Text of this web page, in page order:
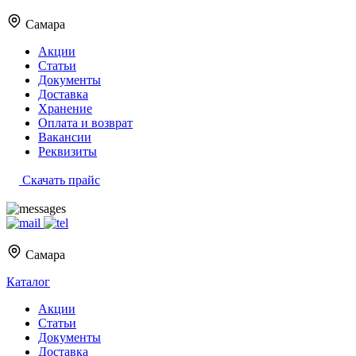
Самара
Акции
Статьи
Документы
Доставка
Хранение
Оплата и возврат
Вакансии
Реквизиты
Скачать прайс
Самара
Каталог
Акции
Статьи
Документы
Доставка